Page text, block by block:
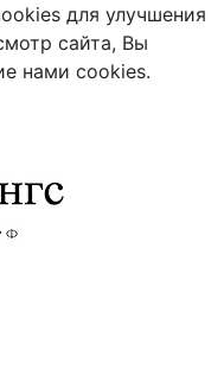
для улучшения
сайта, Вы
нами cookies.